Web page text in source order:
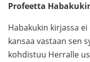
Profeetta
Habakukin kirjassa
kansaa vastaan sen
kohdistuu Herralle